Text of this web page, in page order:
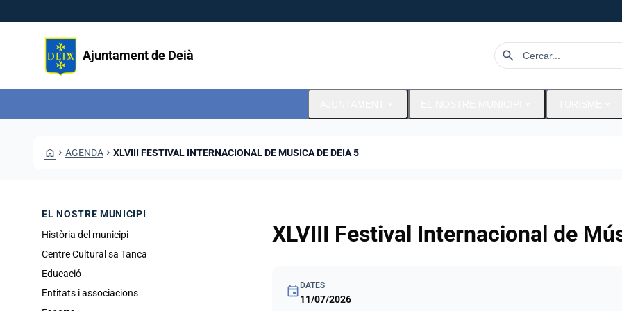
Ajuntament de Deià search
HOME CHEVRON_RIGHT AGENDA CHEVRON_RIGHT XLVIII FESTIVAL INTERNACIONAL DE MUSICA DE DEIA 5
EL NOSTRE MUNICIPI
Història del municipi
Centre Cultural sa Tanca
Educació
Entitats i associacions
XLVIII Festival Internacional de
event DATES
11/07/2026